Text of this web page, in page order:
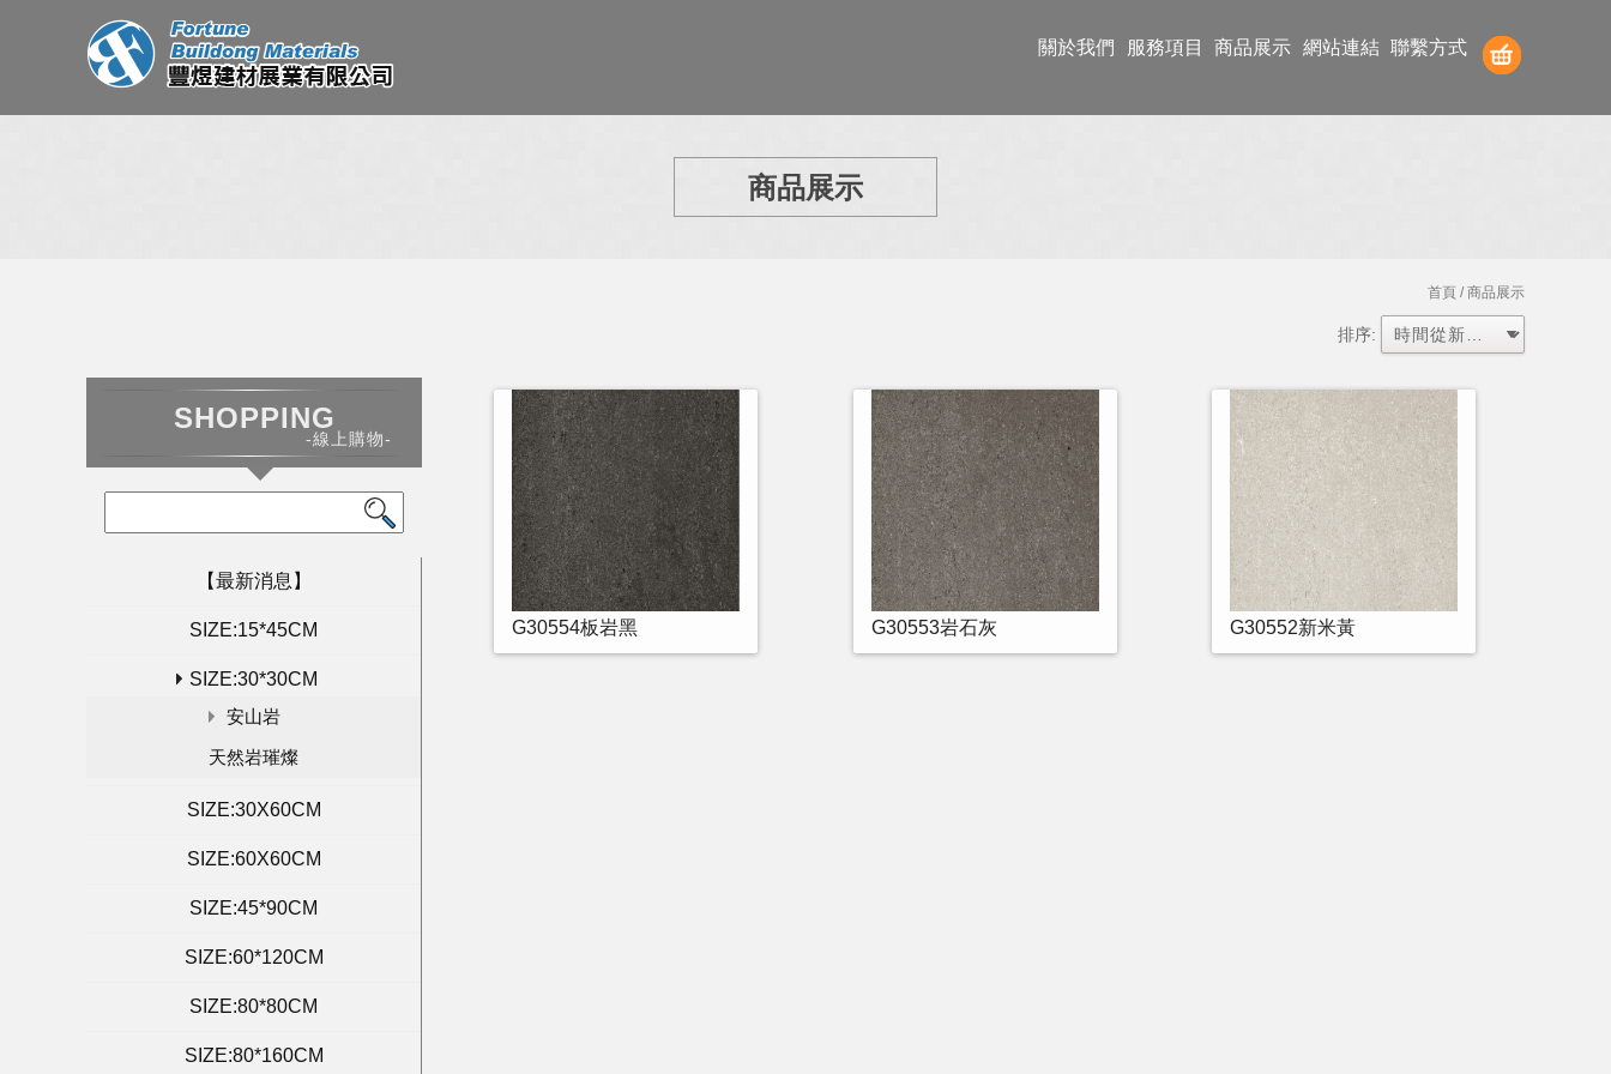
關於我們 服務項目 商品展示 網站連結 聯繫方式
商品展示
首頁 / 商品展示
排序:
SHOPPING
-線上購物-
【最新消息】
SIZE:15*45CM
SIZE:30*30CM
安山岩
天然岩璀燦
SIZE:30X60CM
SIZE:60X60CM
SIZE:45*90CM
SIZE:60*120CM
SIZE:80*80CM
SIZE:80*160CM
G30554板岩黑 G30553岩石灰 G30552新米黃